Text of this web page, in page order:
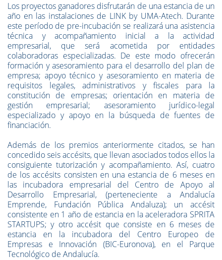
Los proyectos ganadores disfrutarán de una estancia de un
año en las instalaciones de LINK by UMA-Atech. Durante
este período de pre-incubación se realizará una asistencia
técnica y acompañamiento inicial a la actividad
empresarial, que será acometida por entidades
colaboradoras especializadas. De este modo ofrecerán
formación y asesoramiento para el desarrollo del plan de
empresa; apoyo técnico y asesoramiento en materia de
requisitos legales, administrativos y fiscales para la
constitución de empresas; orientación en materia de
gestión empresarial; asesoramiento jurídico-legal
especializado y apoyo en la búsqueda de fuentes de
financiación.
Además de los premios anteriormente citados, se han
concedido seis accésits, que llevan asociados todos ellos la
consiguiente tutorización y acompañamiento. Así, cuatro
de los accésits consisten en una estancia de 6 meses en
las incubadora empresarial del Centro de Apoyo al
Desarrollo Empresarial, (perteneciente a Andalucía
Emprende, Fundación Pública Andaluza); un accésit
consistente en 1 año de estancia en la aceleradora SPRITA
STARTUPS; y otro accésit que consiste en 6 meses de
estancia en la incubadora del Centro Europeo de
Empresas e Innovación (BIC-Euronova), en el Parque
Tecnológico de Andalucía.